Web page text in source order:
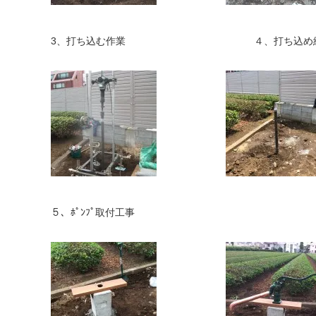
3、打ち込む作業 ４、打ち込め
５、ﾎﾟﾝﾌﾟ取付工事